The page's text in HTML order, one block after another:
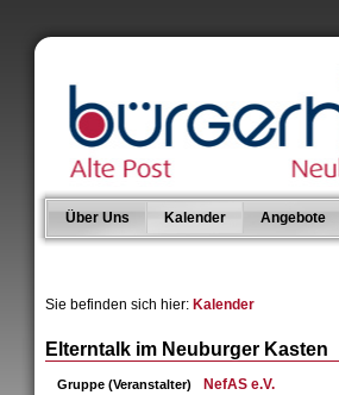
Über Uns Kalender Angebote
Sie befinden sich hier: Kalender
Elterntalk im Neuburger Kasten
Gruppe (Veranstalter) NefAS e.V.